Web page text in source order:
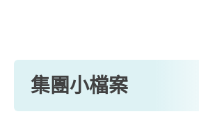
集團小檔案